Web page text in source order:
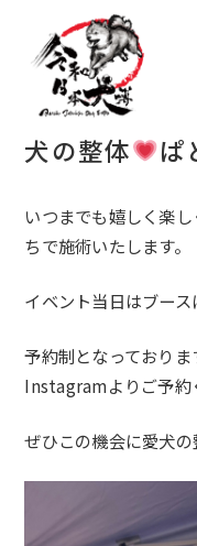
犬の整体 ぱ
いつまでも嬉しく楽
ちで施術いたします。
イベント当日はブース
予約制となっておりま
Instagramよりご予約
ぜひこの機会に愛犬の